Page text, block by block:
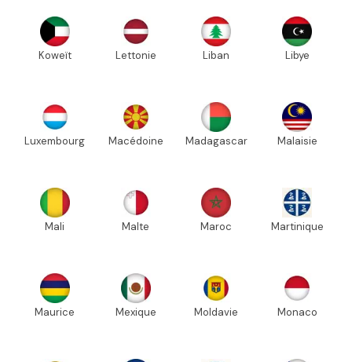
Koweït Lettonie Liban Libye
Luxembourg Macédoine Madagascar Malaisie
Mali Malte Maroc Martinique
Maurice Mexique Moldavie Monaco